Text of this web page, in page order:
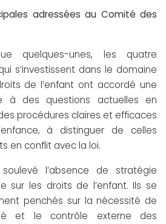
adressées au Comité des
quelques-unes, les quatre
s’investissent dans le domaine
de l’enfant ont accordé une
à des questions actuelles en
procédures claires et efficaces
à distinguer de celles
en conflit avec la loi.
l’absence de stratégie
sur les droits de l’enfant. Ils se
penchés sur la nécessité de
et le contrôle externe des